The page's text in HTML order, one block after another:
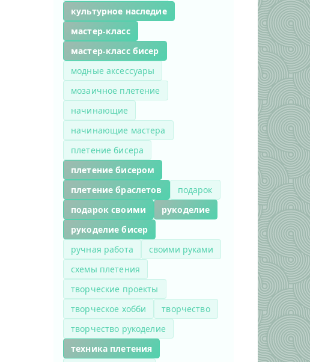
культурное наследие
мастер-класс
мастер-класс бисер
модные аксессуары
мозаичное плетение
начинающие
начинающие мастера
плетение бисера
плетение бисером
плетение браслетов
подарок
подарок своими
рукоделие
рукоделие бисер
ручная работа
своими руками
схемы плетения
творческие проекты
творческое хобби
творчество
творчество рукоделие
техника плетения